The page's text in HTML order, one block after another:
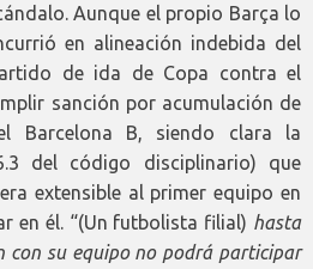
Aunque el propio Barça lo
en alineación indebida del
de ida de Copa contra el
sanción por acumulación de
Barcelona B, siendo clara la
del código disciplinario) que
extensible al primer equipo en
en él. “(Un futbolista filial) hasta
con su equipo no podrá participar